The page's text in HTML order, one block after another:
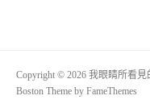
Copyright © 2026 我眼睛所看見
Boston Theme by FameThemes